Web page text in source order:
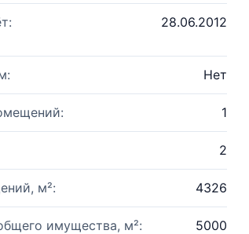
28.06.2012
Нет
1
2
м²: 4326
имущества, м²: 5000